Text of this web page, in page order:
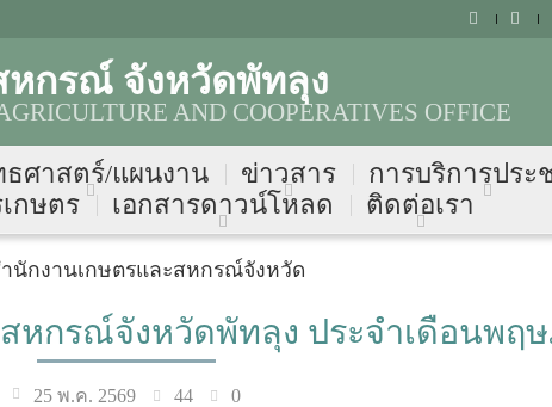
หกรณ์ จังหวัดพัทลุง
AND COOPERATIVES OFFICE
ธศาสตร์/แผนงาน ข่าวสาร
การบริการประ
กษตร
เอกสารดาวน์โหลด ติดต่อเรา
นักงานเกษตรและสหกรณ์จังหวัด
หกรณ์จังหวัดพัทลุง ประจำเดือนพฤ
25 พ.ค. 2569 44 0